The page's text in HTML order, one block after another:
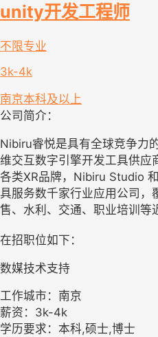
unity开发工程师
不限专业
3k-4k
南京本科及以上
公司简介：
Nibiru睿悦是具有全球竞争力
维交互数字引擎开发工具供应
各类XR品牌，Nibiru Studio
具服务数千家行业应用公司，
售、水利、交通、职业培训等
在招职位如下：
数媒技术支持
工作城市：南京
薪资：3k-4k
学历要求：本科,硕士,博士